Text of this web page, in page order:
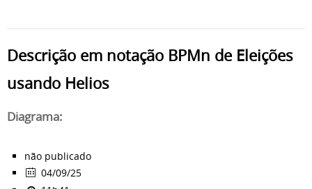
Descrição em notação BPMn de Eleições
usando Helios
Diagrama:
não publicado
04/09/25